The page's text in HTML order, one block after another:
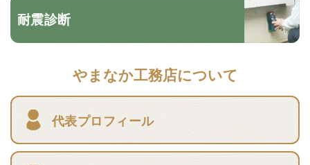
耐震診断
やまなか工務店について
代表プロフィール